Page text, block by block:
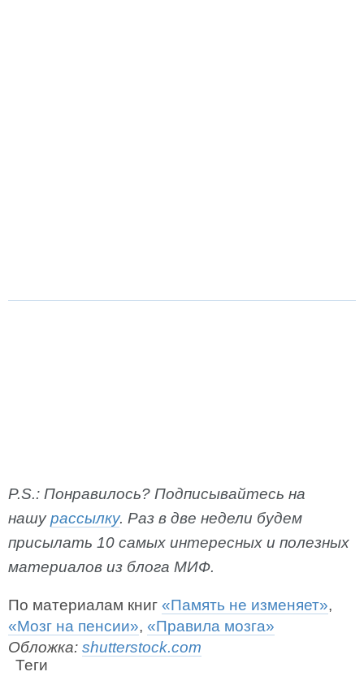
P.S.: Понравилось? Подписывайтесь на
нашурассылку. Раз в две недели будем
присылать 10 самых интересных и полезных
материалов из блога МИФ.
По материалам книг «Память не изменяет»,
«Мозг на пенсии», «Правила мозга»
Обложка: shutterstock.com
Теги